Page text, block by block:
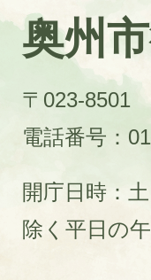
奥州
〒023-8501
電話番号：
開庁日時：
除く平日の